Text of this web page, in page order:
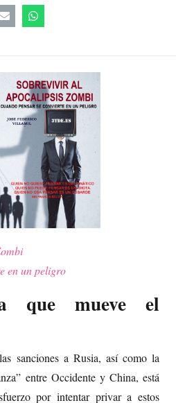
en un peligro
que mueve el
sanciones a Rusia, así como la
entre Occidente y China, está
por intentar privar a estos